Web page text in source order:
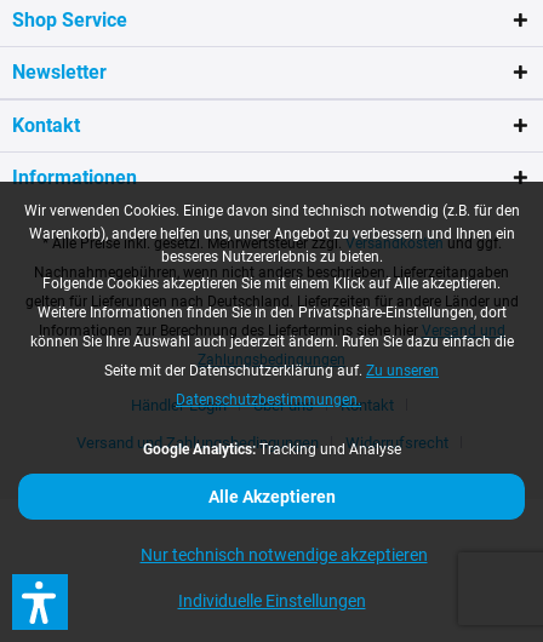
Shop Service
Newsletter
Kontakt
Informationen
* Alle Preise inkl. gesetzl. Mehrwertsteuer zzgl.Versandkostenund ggf.
Nachnahmegebühren, wenn nicht anders beschrieben. Lieferzeitangaben
gelten für Lieferungen nach Deutschland. Lieferzeiten für andere Länder und
Informationen zur Berechnung des Liefertermins siehe hier Versand und
Zahlungsbedingungen
Händler-Login Über uns Kontakt
Versand und Zahlungsbedingungen Widerrufsrecht
Wir verwenden Cookies. Einige davon sind technisch notwendig (z.B. für den
Warenkorb), andere helfen uns, unser Angebot zu verbessern und Ihnen ein
besseres Nutzererlebnis zu bieten.
Folgende Cookies akzeptieren Sie mit einem Klick auf Alle akzeptieren.
Weitere Informationen finden Sie in den Privatsphäre-Einstellungen, dort
können Sie Ihre Auswahl auch jederzeit ändern. Rufen Sie dazu einfach die
Seite mit der Datenschutzerklärung auf. Zu unseren
Datenschutzbestimmungen.
Google Analytics:Tracking und Analyse
Individuelle Einstellungen
Nur technisch notwendige akzeptieren
Alle Akzeptieren